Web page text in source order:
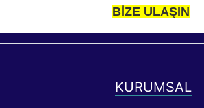
BİZE ULAŞIN
KURUMSAL